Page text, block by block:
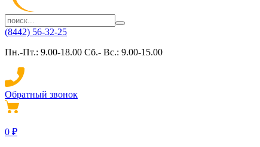
(8442) 56-32-25
Пн.-Пт.: 9.00-18.00 Сб.- Вс.: 9.00-15.00
Обратный звонок
0 ₽